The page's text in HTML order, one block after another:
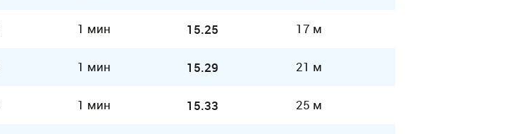
1 мин 15.25 17 м
1 мин 15.29 21 м
1 мин 15.33 25 м